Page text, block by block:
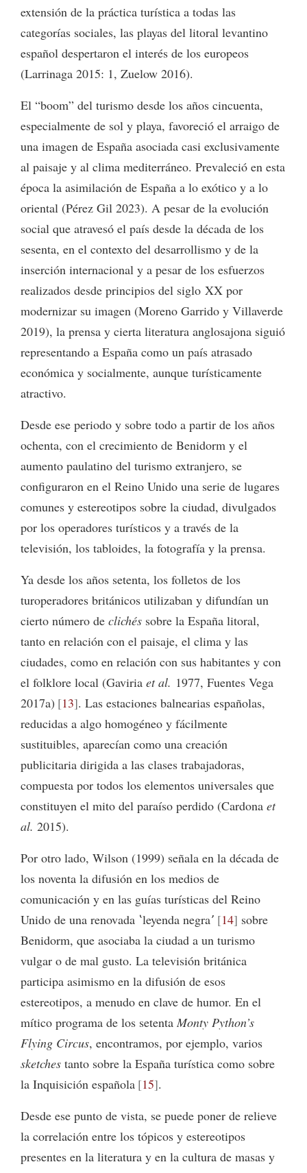
extensión de la práctica turística a todas las
categorías sociales, las playas del litoral levantino
español despertaron el interés de los europeos
(Larrinaga 2015: 1, Zuelow 2016).
El “boom” del turismo desde los años cincuenta,
especialmente de sol y playa, favoreció el arraigo de
una imagen de España asociada casi exclusivamente
al paisaje y al clima mediterráneo. Prevaleció en esta
época la asimilación de España a lo exótico y a lo
oriental (Pérez Gil 2023). A pesar de la evolución
social que atravesó el país desde la década de los
sesenta, en el contexto del desarrollismo y de la
inserción internacional y a pesar de los esfuerzos
realizados desde principios del siglo XX por
modernizar su imagen (Moreno Garrido y Villaverde
2019), la prensa y cierta literatura anglosajona siguió
representando a España como un país atrasado
económica y socialmente, aunque turísticamente
atractivo.
Desde ese periodo y sobre todo a partir de los años
ochenta, con el crecimiento de Benidorm y el
aumento paulatino del turismo extranjero, se
configuraron en el Reino Unido una serie de lugares
comunes y estereotipos sobre la ciudad, divulgados
por los operadores turísticos y a través de la
televisión, los tabloides, la fotografía y la prensa.
Ya desde los años setenta, los folletos de los
turoperadores británicos utilizaban y difundían un
cierto número de clichés sobre la España litoral,
tanto en relación con el paisaje, el clima y las
ciudades, como en relación con sus habitantes y con
el folklore local (Gaviria et al. 1977, Fuentes Vega
2017a) 13 . Las estaciones balnearias españolas,
reducidas a algo homogéneo y fácilmente
sustituibles, aparecían como una creación
publicitaria dirigida a las clases trabajadoras,
compuesta por todos los elementos universales que
constituyen el mito del paraíso perdido (Cardona et
al. 2015).
Por otro lado, Wilson (1999) señala en la década de
los noventa la difusión en los medios de
comunicación y en las guías turísticas del Reino
Unido de una renovada ʽleyenda negraʼ 14 sobre
Benidorm, que asociaba la ciudad a un turismo
vulgar o de mal gusto. La televisión británica
participa asimismo en la difusión de esos
estereotipos, a menudo en clave de humor. En el
mítico programa de los setenta Monty Python’s
Flying Circus, encontramos, por ejemplo, varios
sketches tanto sobre la España turística como sobre
la Inquisición española 15 .
Desde ese punto de vista, se puede poner de relieve
la correlación entre los tópicos y estereotipos
presentes en la literatura y en la cultura de masas y